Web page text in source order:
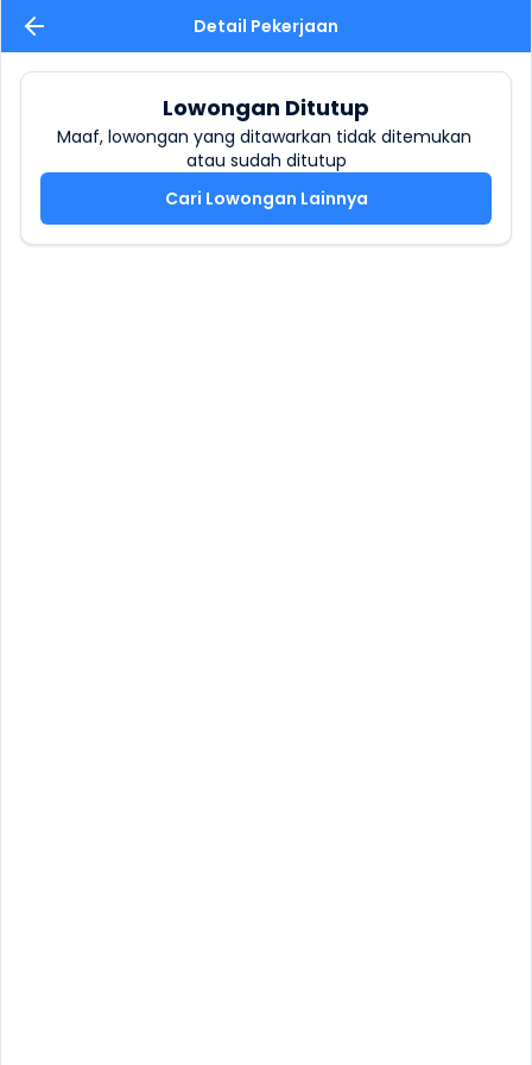
Detail Pekerjaan
Lowongan Ditutup
Maaf, lowongan yang ditawarkan tidak ditemukan
atau sudah ditutup
Cari Lowongan Lainnya